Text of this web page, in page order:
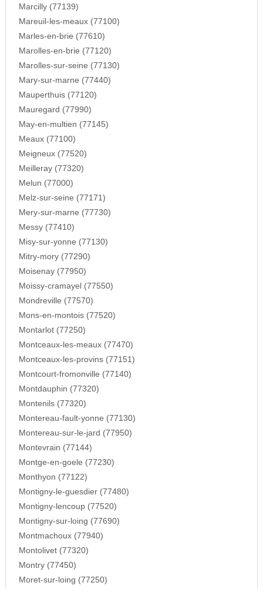
Marcilly (77139)
Mareuil-les-meaux (77100)
Marles-en-brie (77610)
Marolles-en-brie (77120)
Marolles-sur-seine (77130)
Mary-sur-marne (77440)
Mauperthuis (77120)
Mauregard (77990)
May-en-multien (77145)
Meaux (77100)
Meigneux (77520)
Meilleray (77320)
Melun (77000)
Melz-sur-seine (77171)
Mery-sur-marne (77730)
Messy (77410)
Misy-sur-yonne (77130)
Mitry-mory (77290)
Moisenay (77950)
Moissy-cramayel (77550)
Mondreville (77570)
Mons-en-montois (77520)
Montarlot (77250)
Montceaux-les-meaux (77470)
Montceaux-les-provins (77151)
Montcourt-fromonville (77140)
Montdauphin (77320)
Montenils (77320)
Montereau-fault-yonne (77130)
Montereau-sur-le-jard (77950)
Montevrain (77144)
Montge-en-goele (77230)
Monthyon (77122)
Montigny-le-guesdier (77480)
Montigny-lencoup (77520)
Montigny-sur-loing (77690)
Montmachoux (77940)
Montolivet (77320)
Montry (77450)
Moret-sur-loing (77250)